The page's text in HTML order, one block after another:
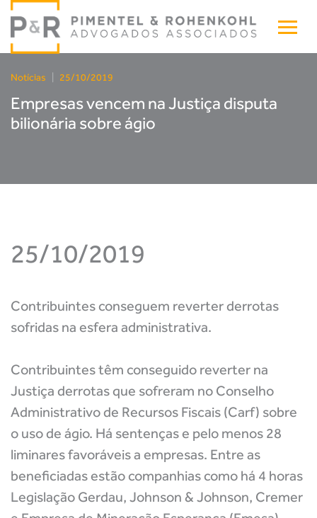
Notícias 25/10/2019
Empresas vencem na Justiça disputa
bilionária sobre ágio
25/10/2019
Contribuintes conseguem reverter derrotas
sofridas na esfera administrativa.
Contribuintes têm conseguido reverter na
Justiça derrotas que sofreram no Conselho
Administrativo de Recursos Fiscais (Carf) sobre
o uso de ágio. Há sentenças e pelo menos 28
liminares favoráveis a empresas. Entre as
beneficiadas estão companhias como há 4 horas
Legislação Gerdau, Johnson & Johnson, Cremer